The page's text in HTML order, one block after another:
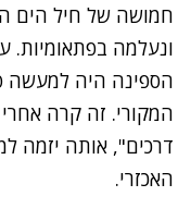
חמושה של חיל הים
ונעלמה בפתאומיות.
הספינה היה
המקורי. זה קרה
דרכים", אותה יזמה
האכזרי.